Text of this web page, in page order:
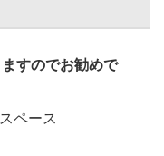
すのでお勧めで
ペース